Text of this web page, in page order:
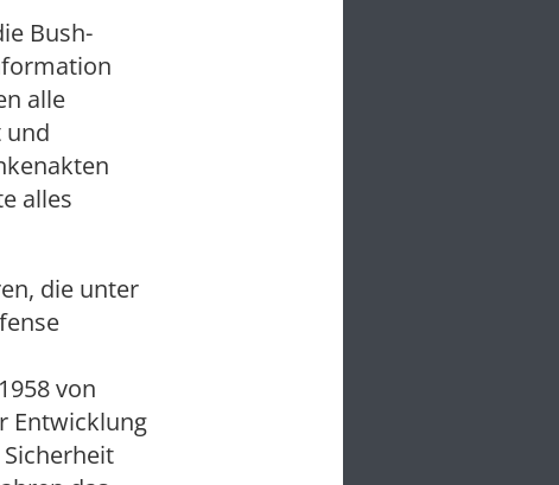
Bush-
alle
und
alles
die unter
von
Entwicklung